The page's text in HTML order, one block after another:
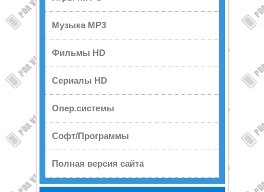
Музыка MP3
Фильмы HD
Сериалы HD
Опер.системы
Софт/Программы
Полная версия сайта